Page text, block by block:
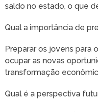
saldo no estado, o que
Qual a importância de
Preparar os jovens para
ocupar as novas
transformação
Qual é a perspectiva